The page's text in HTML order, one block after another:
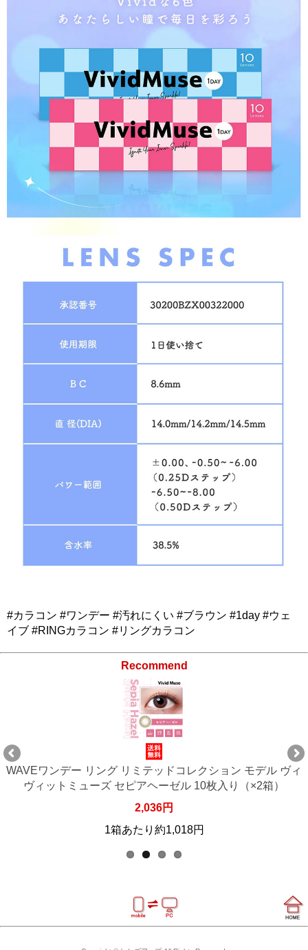
#カラコン #ワンデー #汚れにくい #ブラウン #1day #ウェ
イブ #RINGカラコン #リングカラコン
Recommend
WAVEワンデー リング リミテッドコレクション モデル ヴィ
ヴィットミューズ セピアヘーゼル 10枚入り（×2箱）
2,036円
1箱あたり約1,018円